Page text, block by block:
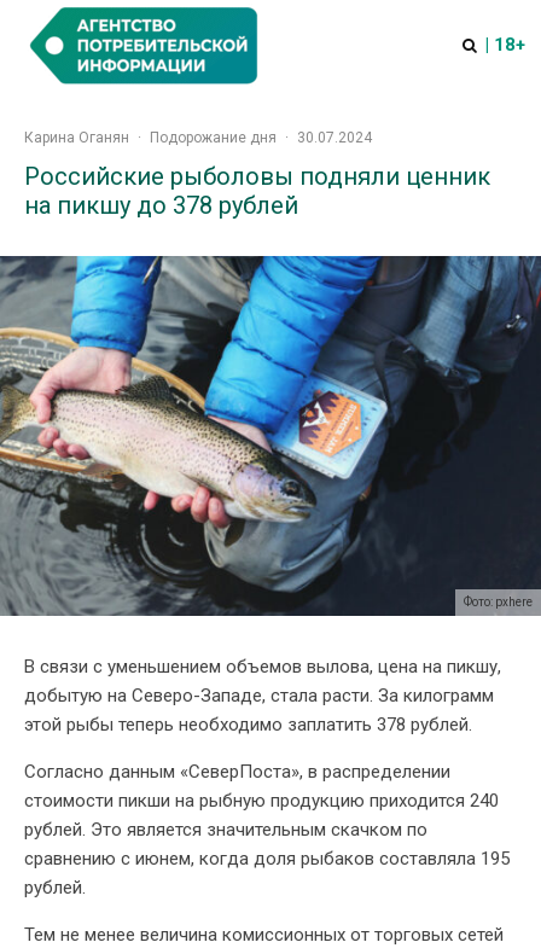
| 18+
Карина Оганян · Подорожание дня · 30.07.2024
Российские рыболовы подняли ценник
на пикшу до 378 рублей
Фото: pxhere
В связи с уменьшением объемов вылова, цена на пикшу,
добытую на Северо-Западе, стала расти. За килограмм
этой рыбы теперь необходимо заплатить 378 рублей.
Согласно данным «СеверПоста», в распределении
стоимости пикши на рыбную продукцию приходится 240
рублей. Это является значительным скачком по
сравнению с июнем, когда доля рыбаков составляла 195
рублей.
Тем не менее величина комиссионных от торговых сетей